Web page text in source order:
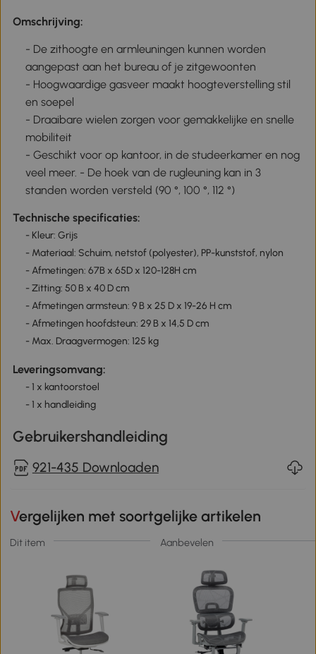
Omschrijving:
- De zithoogte en armleuningen kunnen worden
aangepast aan het bureau of je zitgewoonten
- Hoogwaardige gasveer maakt hoogteverstelling stil
en soepel
- Draaibare wielen zorgen voor gemakkelijke en snelle
mobiliteit
- Geschikt voor op kantoor, in de studeerkamer en nog
veel meer. - De hoek van de rugleuning kan in 3
standen worden versteld (90 °, 100 °, 112 °)
Technische specificaties:
- Kleur: Grijs
- Materiaal: Schuim, netstof (polyester), PP-kunststof, nylon
- Afmetingen: 67B x 65D x 120-128H cm
- Zitting: 50 B x 40 D cm
- Afmetingen armsteun: 9 B x 25 D x 19-26 H cm
-Afmetingen hoofdsteun: 29 B x 14,5 D cm
- Max. Draagvermogen: 125 kg
Leveringsomvang:
- 1 x kantoorstoel
- 1 x handleiding
Gebruikershandleiding
921-435 Downloaden
Vergelijken met soortgelijke artikelen
Dit item Aanbevelen